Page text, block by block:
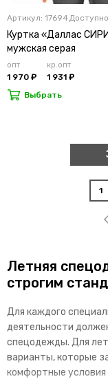
Артикул: 17694
Куртка «Даллас
мужская серая
опт
1 970 ₽
кр.опт
1 931 ₽
Выбрать
1
Летняя
строгим
Для каждого
деятельности
спецодежды. Для
варианты, которые
комфортные